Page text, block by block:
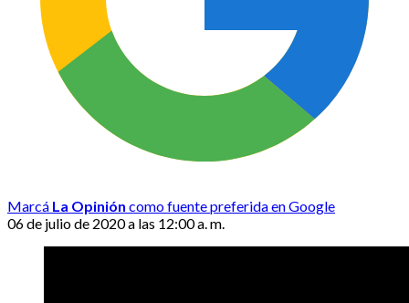
Marcá La Opinión como fuente preferida en Google
06 de julio de 2020 a las 12:00 a. m.